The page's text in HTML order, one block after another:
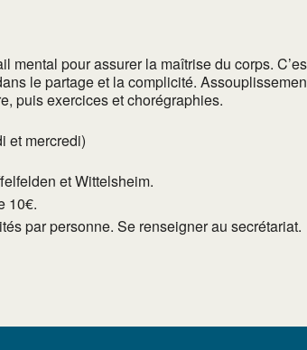
pour assurer la maîtrise du corps.
le partage et la complicité.
puis exercices et chorégraphies.
et mercredi)
et Wittelsheim.
10€.
par personne. Se renseigner au secrétariat.